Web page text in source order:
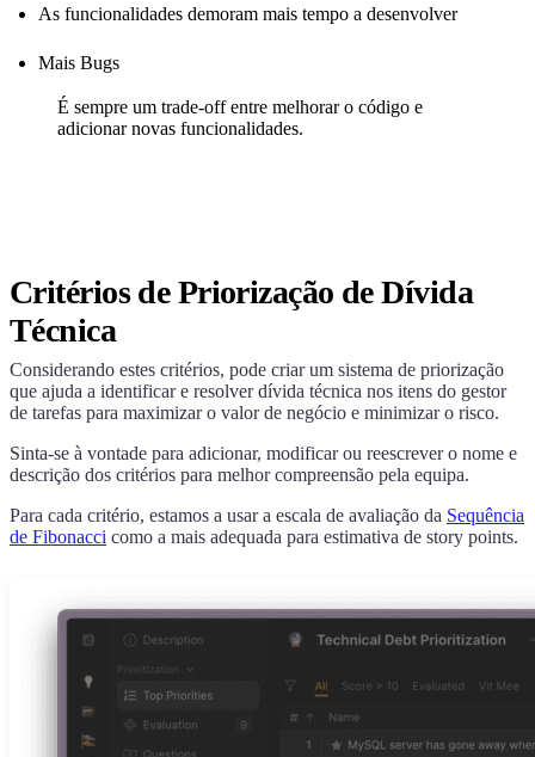
As funcionalidades demoram mais tempo a desenvolver
Mais Bugs
É sempre um trade-off entre melhorar o código e
adicionar novas funcionalidades.
Critérios de Priorização de Dívida
Técnica
Considerando estes critérios, pode criar um sistema de priorização
que ajuda a identificar e resolver dívida técnica nos itens do gestor
de tarefas para maximizar o valor de negócio e minimizar o risco.
Sinta-se à vontade para adicionar, modificar ou reescrever o nome e
descrição dos critérios para melhor compreensão pela equipa.
Para cada critério, estamos a usar a escala de avaliação da Sequência
de Fibonacci como a mais adequada para estimativa de story points.